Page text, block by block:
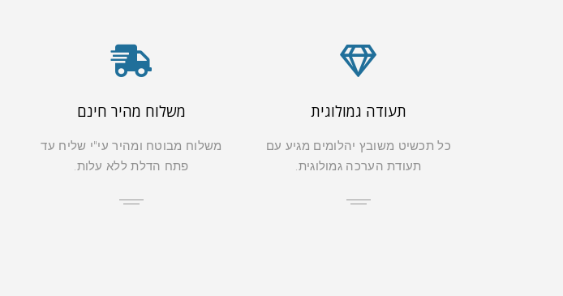
תעודה גמולוגית
כל תכשיט משובץ יהלומים מגיע עם
תעודת הערכה גמולוגית.
משלוח מהיר חינם
משלוח מבוטח ומהיר עי"י שליח עד
פתח הדלת ללא עלות.